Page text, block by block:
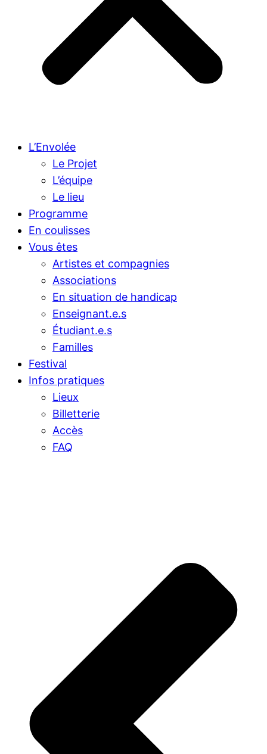
L’Envolée
Le Projet
L’équipe
Le lieu
Programme
En coulisses
Vous êtes
Artistes et compagnies
Associations
En situation de handicap
Enseignant.e.s
Étudiant.e.s
Familles
Festival
Infos pratiques
Lieux
Billetterie
Accès
FAQ